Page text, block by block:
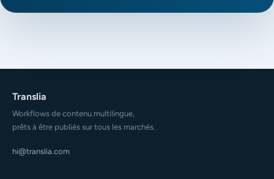
Translia
Workflows de contenu multilingue,
prêts à être publiés sur tous les marchés.
hi@translia.com